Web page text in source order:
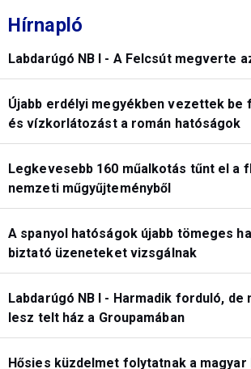
Hírnapló
Labdarúgó NB I - A Felcsút megverte
Újabb erdélyi megyékben vezettek be
és vízkorlátozást a román hatóságok
Legkevesebb 160 műalkotás tűnt el a
nemzeti műgyűjteményből
A spanyol hatóságok újabb tömeges
biztató üzeneteket vizsgálnak
Labdarúgó NB I - Harmadik forduló, de
lesz telt ház a Groupamában
Hősies küzdelmet folytatnak a